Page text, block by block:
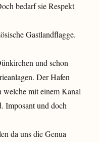
bedarf sie Respekt
Gastlandflagge.
und schon
Der Hafen
welche mit einem Kanal
Imposant und doch
da uns die Genua